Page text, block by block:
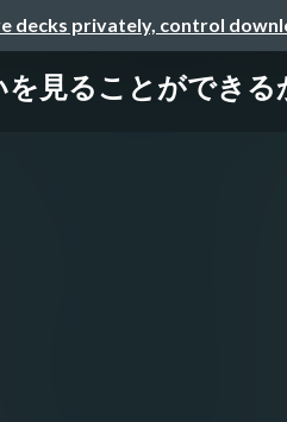
decks privately, control
見ることができる